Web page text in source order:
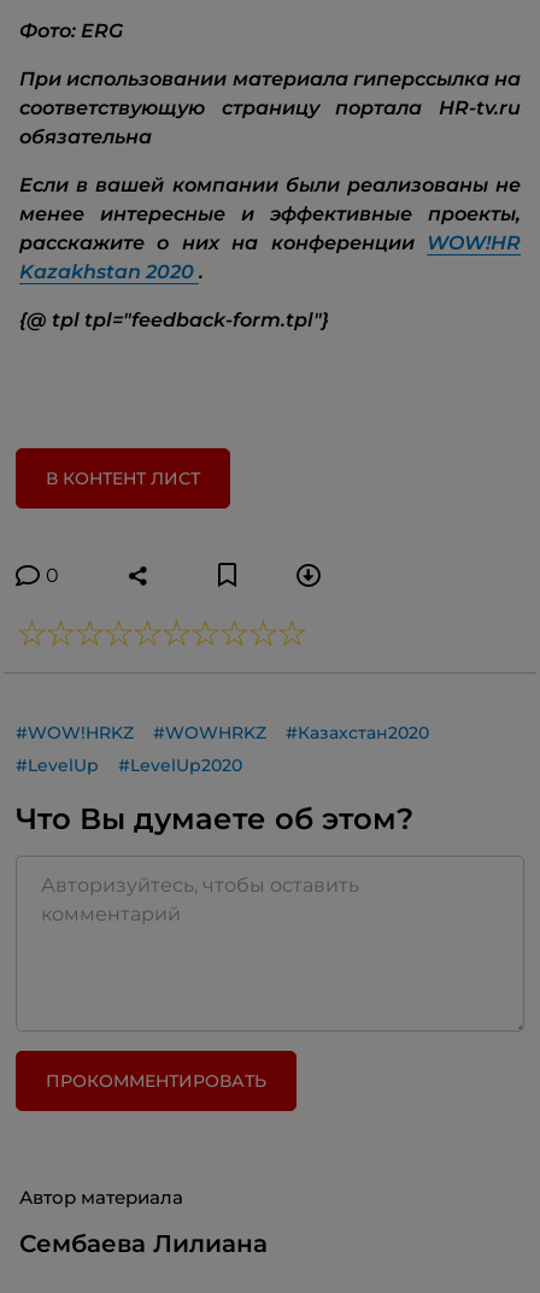
Автор материала
Сембаева Лилиана
Фото: ERG
При использовании материала гиперссылка на
соответствующую страницу портала HR-tv.ru
обязательна
Если в вашей компании были реализованы не
менее интересные и эффективные проекты,
расскажите о них на конференции WOW!HR
Kazakhstan 2020 .
{@ tpl tpl="feedback-form.tpl"}
В КОНТЕНТ ЛИСТ
0
#WOW!HRKZ #WOWHRKZ
#Казахстан2020
#LevelUp
#LevelUp2020
Что Вы думаете об этом?
ПРОКОММЕНТИРОВАТЬ